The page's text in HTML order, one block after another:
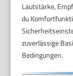
Lautstärke,
du
zuverlässige
Bedingungen.